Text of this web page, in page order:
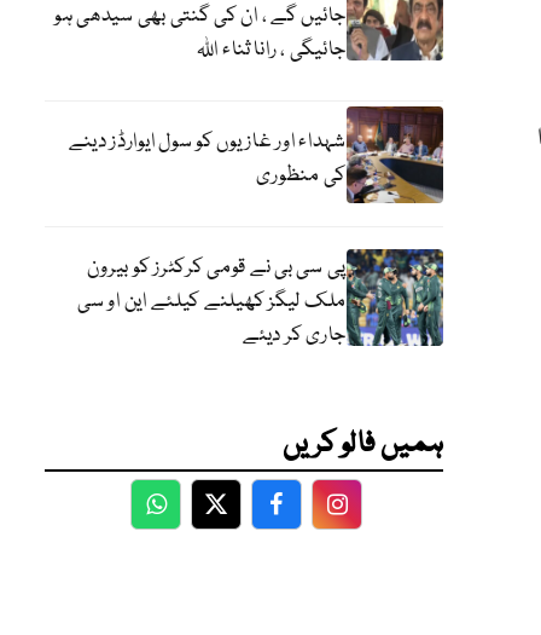
جائیں گے ، ان کی گنتی بھی سیدھی ہو
جائیگی ، رانا ثناء اللہ
شہداء اور غازیوں کو سول ایوارڈز دینے
کی منظوری
پی سی بی نے قومی کرکٹرز کو بیرون
ملک لیگز کھیلنے کیلئے این او سی
جاری کر دیئے
ہمیں فالو کریں
WhatsApp
TwitterFacebookFacebook